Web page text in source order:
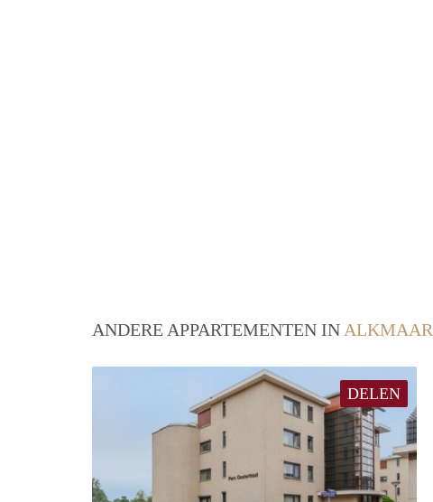
ANDERE APPARTEMENTEN IN ALKMAAR
DELEN